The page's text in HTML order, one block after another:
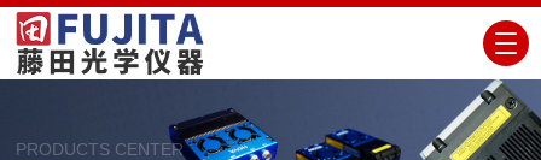
PRODUCTS CENTER